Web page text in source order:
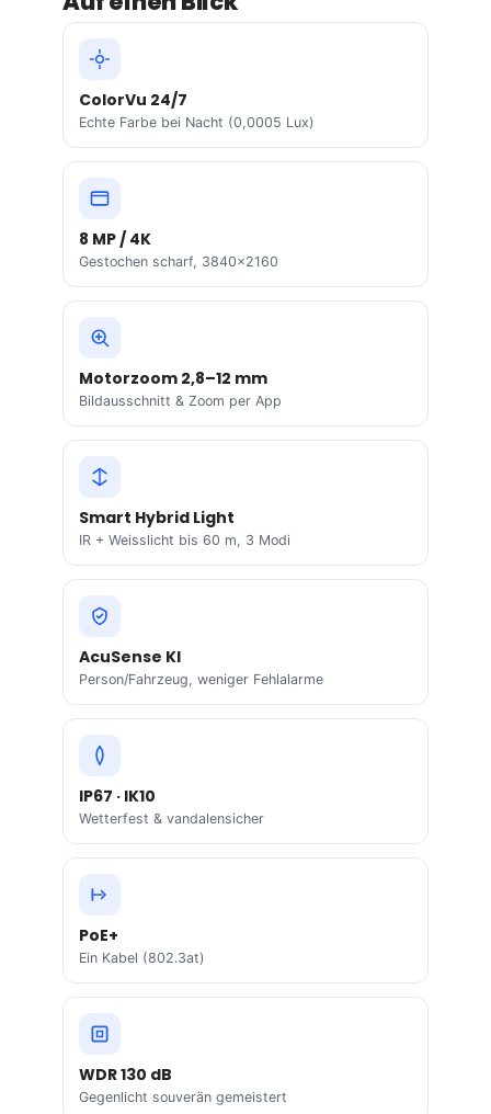
ColorVu 24/7
Echte Farbe bei Nacht (0,0005 Lux)
8 MP / 4K
Gestochen scharf, 3840×2160
Motorzoom 2,8–12 mm
Bildausschnitt & Zoom per App
Smart Hybrid Light
IR + Weisslicht bis 60 m, 3 Modi
AcuSense KI
Person/Fahrzeug, weniger Fehlalarme
IP67 · IK10
Wetterfest & vandalensicher
PoE+
Ein Kabel (802.3at)
WDR 130 dB
Gegenlicht souverän gemeistert